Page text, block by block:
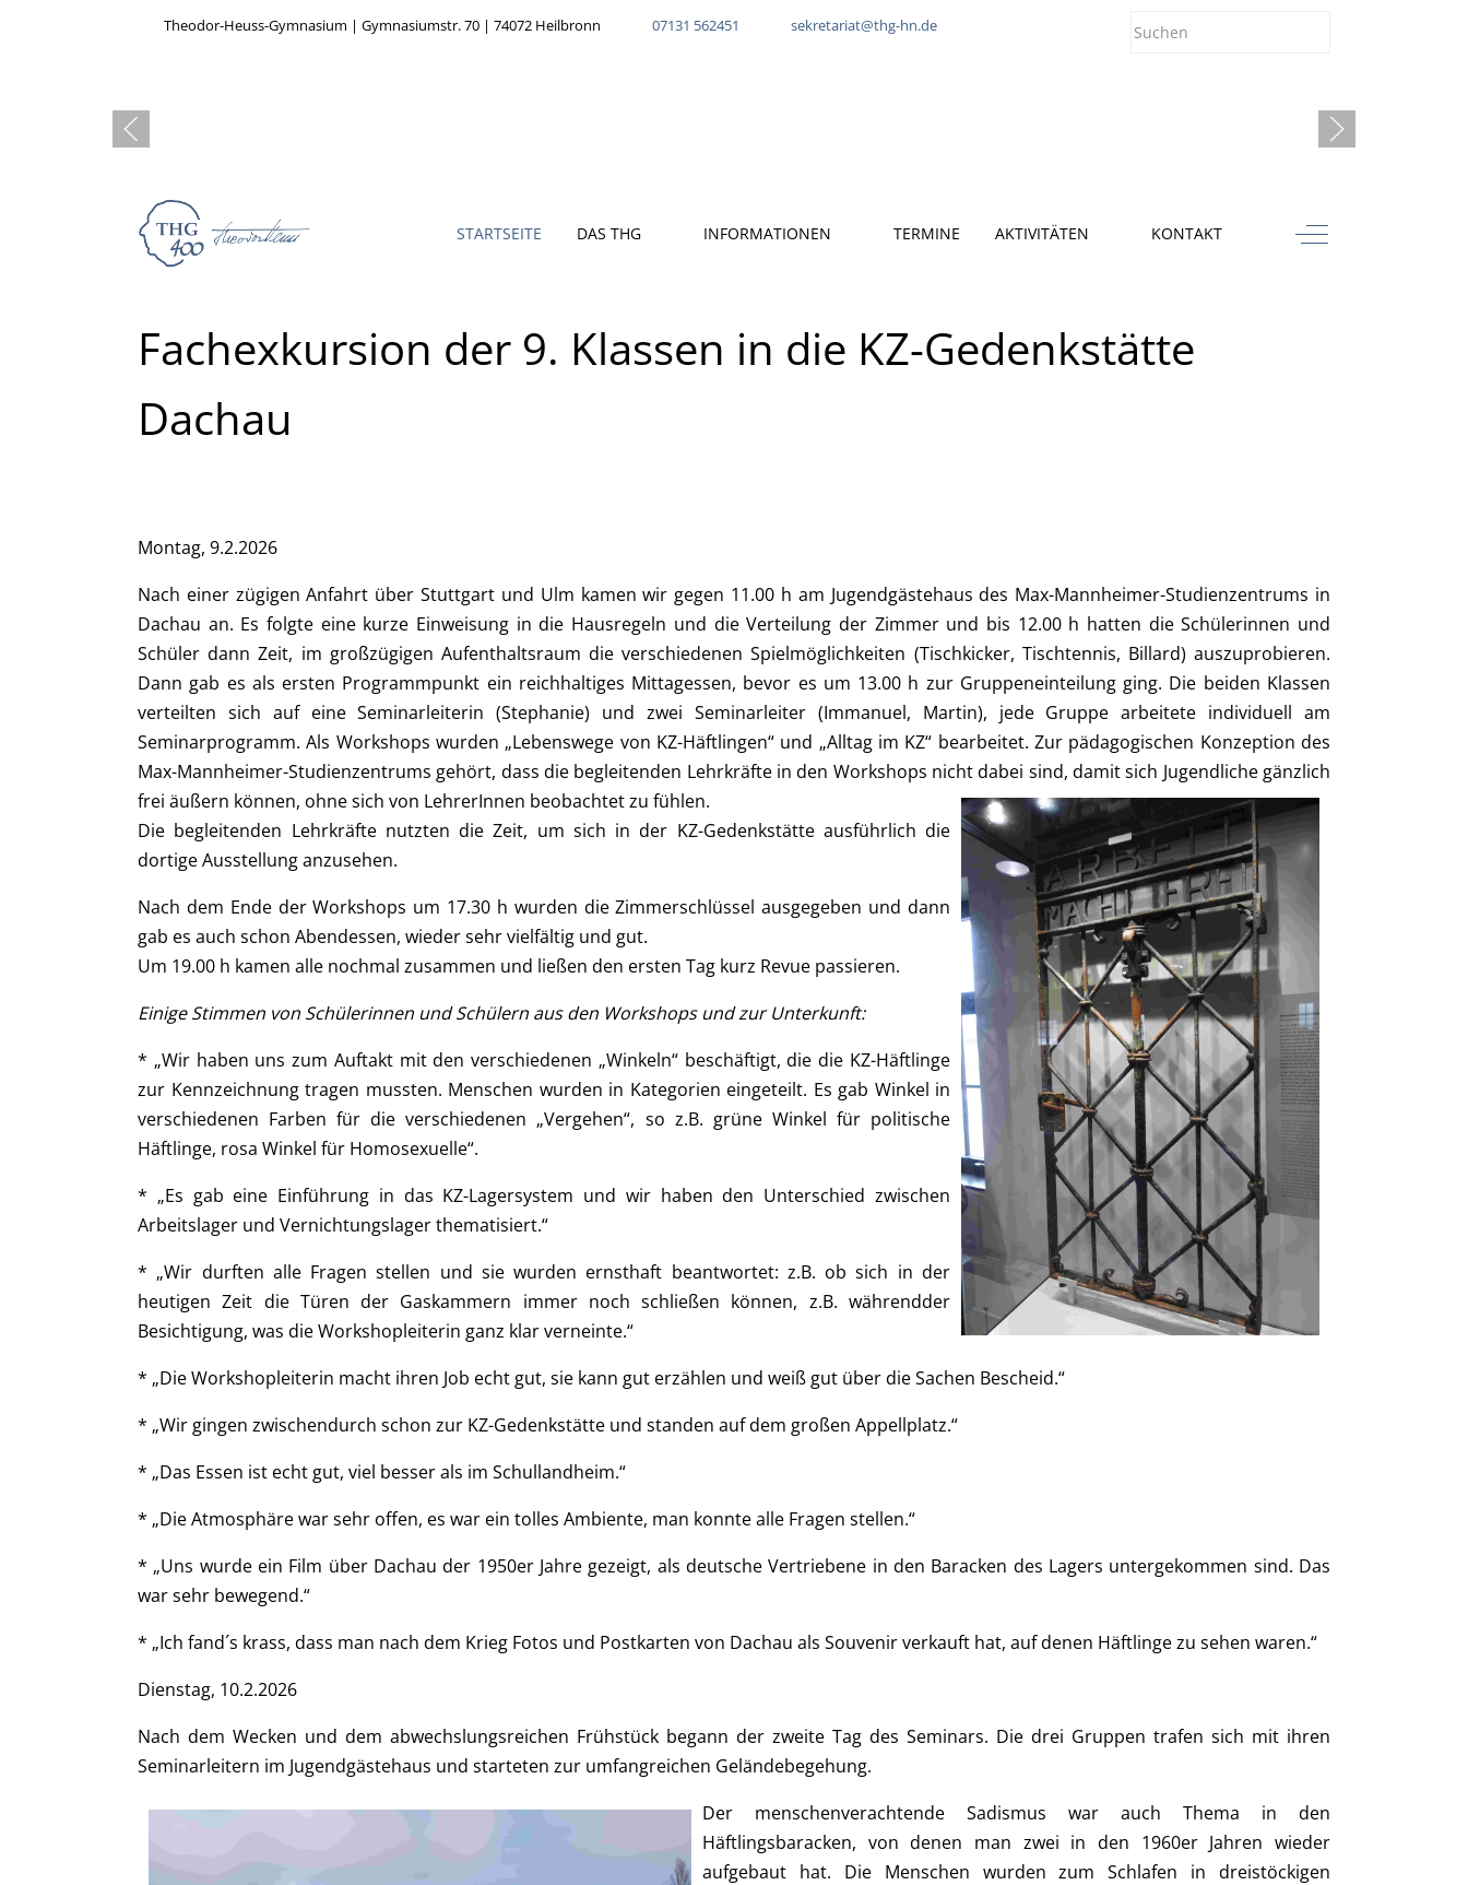
Theodor-Heuss-Gymnasium | Gymnasiumstr. 70 | 74072 Heilbronn 07131 562451 sekretariat@thg-hn.de
STARTSEITE DAS THG INFORMATIONEN TERMINE AKTIVITÄTEN KONTAKT Off-Canvas Toggle
Fachexkursion der 9. Klassen in die KZ-Gedenkstätte
Dachau
Montag, 9.2.2026
Nach einer zügigen Anfahrt über Stuttgart und Ulm kamen wir gegen 11.00 h am Jugendgästehaus des Max-Mannheimer-Studienzentrums in
Dachau an. Es folgte eine kurze Einweisung in die Hausregeln und die Verteilung der Zimmer und bis 12.00 h hatten die Schülerinnen und
Schüler dann Zeit, im großzügigen Aufenthaltsraum die verschiedenen Spielmöglichkeiten (Tischkicker, Tischtennis, Billard) auszuprobieren.
Dann gab es als ersten Programmpunkt ein reichhaltiges Mittagessen, bevor es um 13.00 h zur Gruppeneinteilung ging. Die beiden Klassen
verteilten sich auf eine Seminarleiterin (Stephanie) und zwei Seminarleiter (Immanuel, Martin), jede Gruppe arbeitete individuell am
Seminarprogramm. Als Workshops wurden „Lebenswege von KZ-Häftlingen“ und „Alltag im KZ“ bearbeitet. Zur pädagogischen Konzeption des
Max-Mannheimer-Studienzentrums gehört, dass die begleitenden Lehrkräfte in den Workshops nicht dabei sind, damit sich Jugendliche gänzlich
frei äußern können, ohne sich von LehrerInnen beobachtet zu fühlen.
Die begleitenden Lehrkräfte nutzten die Zeit, um sich in der KZ-Gedenkstätte ausführlich die
dortige Ausstellung anzusehen.
Nach dem Ende der Workshops um 17.30 h wurden die Zimmerschlüssel ausgegeben und dann
gab es auch schon Abendessen, wieder sehr vielfältig und gut.
Um 19.00 h kamen alle nochmal zusammen und ließen den ersten Tag kurz Revue passieren.
Einige Stimmen von Schülerinnen und Schülern aus den Workshops und zur Unterkunft:
* „Wir haben uns zum Auftakt mit den verschiedenen „Winkeln“ beschäftigt, die die KZ-Häftlinge
zur Kennzeichnung tragen mussten. Menschen wurden in Kategorien eingeteilt. Es gab Winkel in
verschiedenen Farben für die verschiedenen „Vergehen“, so z.B. grüne Winkel für politische
Häftlinge, rosa Winkel für Homosexuelle“.
* „Es gab eine Einführung in das KZ-Lagersystem und wir haben den Unterschied zwischen
Arbeitslager und Vernichtungslager thematisiert.“
* „Wir durften alle Fragen stellen und sie wurden ernsthaft beantwortet: z.B. ob sich in der
heutigen Zeit die Türen der Gaskammern immer noch schließen können, z.B. währendder
Besichtigung, was die Workshopleiterin ganz klar verneinte.“
* „Die Workshopleiterin macht ihren Job echt gut, sie kann gut erzählen und weiß gut über die Sachen Bescheid.“
* „Wir gingen zwischendurch schon zur KZ-Gedenkstätte und standen auf dem großen Appellplatz.“
* „Das Essen ist echt gut, viel besser als im Schullandheim.“
* „Die Atmosphäre war sehr offen, es war ein tolles Ambiente, man konnte alle Fragen stellen.“
* „Uns wurde ein Film über Dachau der 1950er Jahre gezeigt, als deutsche Vertriebene in den Baracken des Lagers untergekommen sind. Das
war sehr bewegend.“
* „Ich fand´s krass, dass man nach dem Krieg Fotos und Postkarten von Dachau als Souvenir verkauft hat, auf denen Häftlinge zu sehen waren.“
Dienstag, 10.2.2026
Nach dem Wecken und dem abwechslungsreichen Frühstück begann der zweite Tag des Seminars. Die drei Gruppen trafen sich mit ihren
Seminarleitern im Jugendgästehaus und starteten zur umfangreichen Geländebegehung.
Der menschenverachtende Sadismus war auch Thema in den
Häftlingsbaracken, von denen man zwei in den 1960er Jahren wieder
aufgebaut hat. Die Menschen wurden zum Schlafen in dreistöckigen